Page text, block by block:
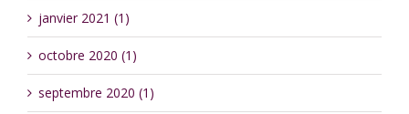
janvier 2021 (1)
octobre 2020 (1)
septembre 2020 (1)